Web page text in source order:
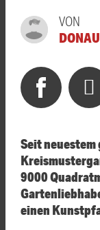
VON
Seit neuestem
9000
einen